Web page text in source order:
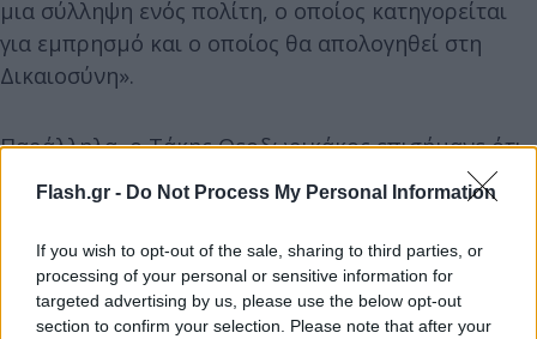
Flash.gr - Do Not Process My Personal Information
If you wish to opt-out of the sale, sharing to third parties, or
processing of your personal or sensitive information for
targeted advertising by us, please use the below opt-out
section to confirm your selection. Please note that after your
μια σύλληψη ενός πολίτη, ο οποίος κατηγορείται
για εμπρησμό και ο οποίος θα απολογηθεί στη
Δικαιοσύνη».
Παράλληλα, ο Τάκης Θεοδωρικάκος επισήμανε ότι
«είναι πρόκληση για την τοπική κοινωνία, τον
Δήμο, την Περιφέρεια και ιδίως για τις αστυνομικές
και πυροσβεστικές Αρχές να βρουν τους ενόχους
αυτών των εμπρησμών και να τους παραδώσουν
στη Δικαιοσύνη».